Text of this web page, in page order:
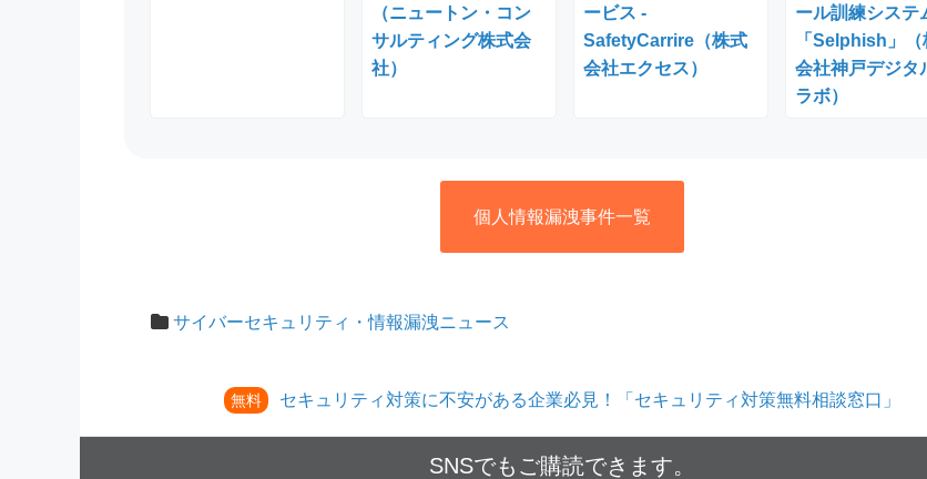
（ニュートン・コン
サルティング株式会
社）
ービス -
SafetyCarrire（株式
会社エクセス）
ール訓練システ
「Selphish」（
会社神戸デジタ
ラボ）
個人情報漏洩事件一覧
サイバーセキュリティ・情報漏洩ニュース
無料 セキュリティ対策に不安がある企業必見！「セキュリティ対策無料相談窓口」
SNSでもご購読できます。